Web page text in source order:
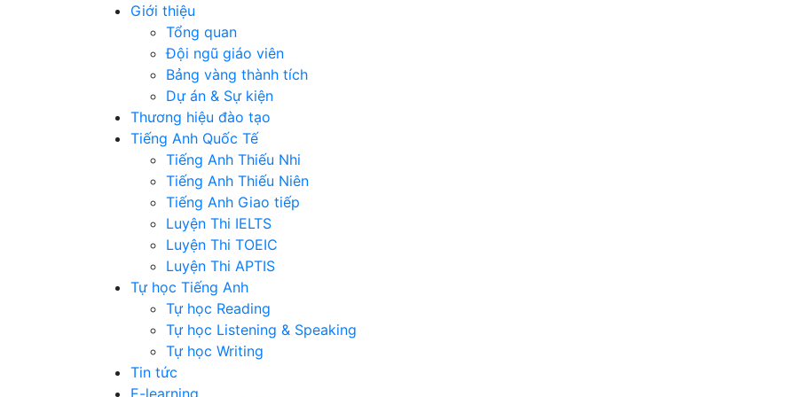
Giới thiệu
Tổng quan
Đội ngũ giáo viên
Bảng vàng thành tích
Dự án & Sự kiện
Thương hiệu đào tạo
Tiếng Anh Quốc Tế
Tiếng Anh Thiếu Nhi
Tiếng Anh Thiếu Niên
Tiếng Anh Giao tiếp
Luyện Thi IELTS
Luyện Thi TOEIC
Luyện Thi APTIS
Tự học Tiếng Anh
Tự học Reading
Tự học Listening & Speaking
Tự học Writing
Tin tức
E-learning